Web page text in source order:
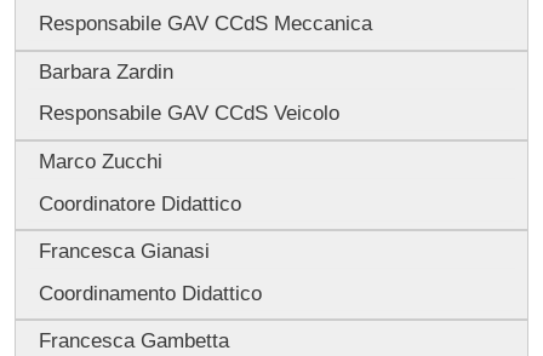
Responsabile GAV CCdS Meccanica
Barbara Zardin
Responsabile GAV CCdS Veicolo
Marco Zucchi
Coordinatore Didattico
Francesca Gianasi
Coordinamento Didattico
Francesca Gambetta